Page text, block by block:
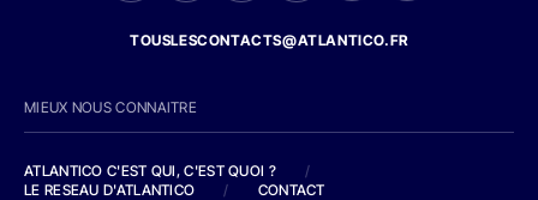
TOUSLESCONTACTS@ATLANTICO.FR
MIEUX NOUS CONNAITRE
ATLANTICO C'EST QUI, C'EST QUOI ?
/
LE RESEAU D'ATLANTICO
/ CONTACT